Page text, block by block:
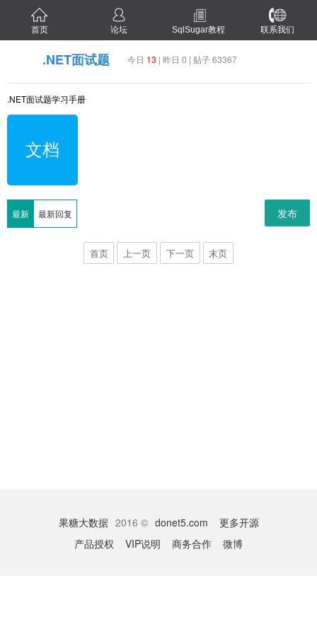
首页 论坛 SqlSugar教程 联系我们
.NET面试题 今日 13 | 昨日 0 | 贴子 63367
.NET面试题学习手册
文档
最新 最新回复 发布
首页 上一页 下一页 末页
果糖大数据 2016 © donet5.com
更多开源
产品授权
VIP说明 商务合作 微博